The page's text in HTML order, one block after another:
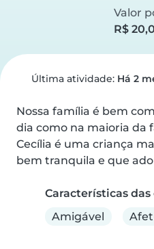
Valor
R$
Última atividade: Há 2
Nossa família é bem
dia como na maioria da
Cecília é uma criança
bem tranquila e que
Características das
Amigável